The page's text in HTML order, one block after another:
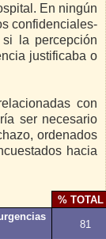
En ningún
confidenciales-
la percepción
justificaba o
con
ser necesario
ordenados
hacia
% TOTAL
81